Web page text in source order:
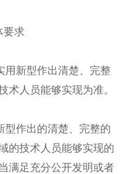
求
新型作出清楚、完整
术人员能够实现为准。
作出的清楚、完整的
的技术人员能够实现的
满足充分公开发明或者